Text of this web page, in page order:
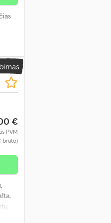
€
PVM
bruto)
,
,